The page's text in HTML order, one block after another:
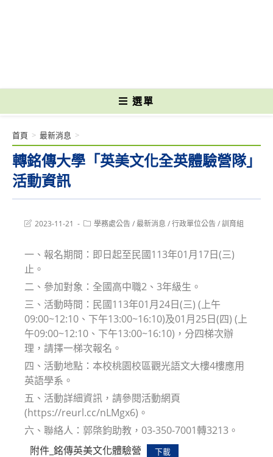
選單
轉銘傳大學「英美文化全英體驗營隊」
活動資訊
首頁 > 最新消息 >
Post2023-11-21
Post學務處公告/最新消息 /行政單位公告/訓育組
一、報名期間：即日起至民國113年01月17日(三)
止。
二、參加對象：全國高中職2、3年級生。
三、活動時間：民國113年01月24日(三) (上午
09:00~12:10、下午13:00~16:10)及01月25日(四) (上
午09:00~12:10、下午13:00~16:10)，分四梯次辦
理，請擇一梯次報名。
四、活動地點：本校桃園校區觀光語文大樓4樓應用
英語學系。
五、活動詳細資訊，請參閱活動網頁
(https://reurl.cc/nLMgx6)。
六、聯絡人：郭棨鈞助教，03-350-7001轉3213。
附件_銘傳英美文化體驗營
下載